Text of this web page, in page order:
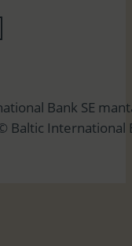
Bank SE
Baltic International